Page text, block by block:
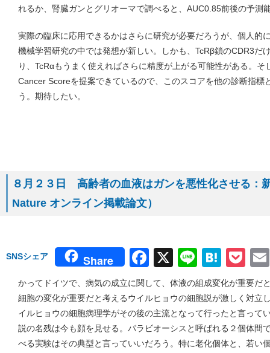
れるか、腎臓ガンとグリオーマで調べると、AUC0.85前後の予測
実際の臨床に応用できるかはさらに研究が必要だろうが、個人的
機械学習研究の中では発想が新しい。しかも、TcRβ鎖のCDR3だ
り、TcRαもうまく使えればさらに精度が上がる可能性がある。
Cancer Scoreを提案できているので、このスコアを他の診断指標
う。期待したい。
８月２３日 高齢者の血液はガンを悪性化させる：
Nature オンライン掲載論文）
SNSシェア Share Facebook
X Line
かってドイツで、病気の成立に関して、体液の組成変化が重要だ
細胞の変化が重要だと考えるウイルヒョウの細胞説が激しく対立
イルヒョウの細胞病理学がその後の主流となって行ったと言って
説の名残は今も顔を見せる。パラビオーシスと呼ばれる２個体間
べる実験はその典型と言っていいだろう。特に老化個体と、若い